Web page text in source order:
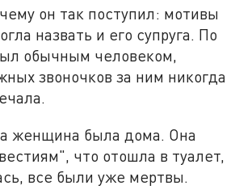
он так поступил: мотивы
назвать и его супруга. По
обычным человеком,
звоночков за ним никогда
женщина была дома. Она
что отошла в туалет,
все были уже мертвы.